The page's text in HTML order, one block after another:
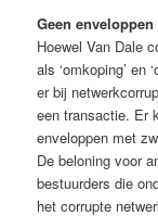
Geen
Hoewel Van Dale
als ‘omkoping’ en
er bij
een transactie. Er
enveloppen met
De beloning voor
bestuurders die
het corrupte